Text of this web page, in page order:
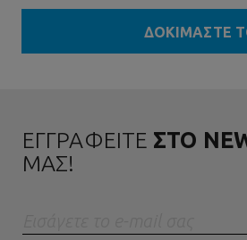
ΔΟΚΙΜΑΣΤΕ
ΕΓΓΡΑΦΕΙΤΕ ΣΤΟ
ΜΑΣ!